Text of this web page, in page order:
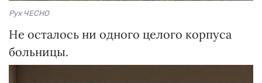
Рух ЧЕСНО
Не осталось ни одного целого корпуса
больницы.